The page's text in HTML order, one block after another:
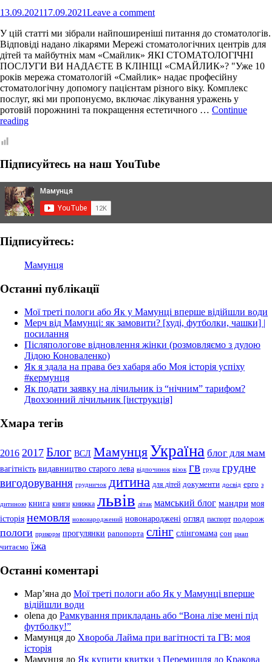
13.09.202117.09.2021Leave a comment
У цій статті ми зібрали найпоширеніші питання до стоматологів.
Відповіді надано лікарями Мережі стоматологічних центрів для
дітей та майбутніх мам «Смайлик» ЯКІ СТОМАТОЛОГІЧНІ
ПОСЛУГИ ВИ НАДАЄТЕ В КЛІНІЦІ «СМАЙЛИК»? "Уже 10
років мережа стоматологій «Смайлик» надає професійну
стоматологічну допомогу пацієнтам різного віку. Комплекс
послуг, які ми пропонуємо, включає лікування уражень у
ротовій порожнині та покращення естетичного … Continue
readingПитання
лікарі
“Смайлик”
Підписуйтесь на наш YouTube
Підписуйтесь:
Мамунця
Останні публікації
Мої треті пологи або Як у Мамунці вперше відійшли води
Мерч від Мамунці: як замовити? [худі, футболки, чашки] |
посилання
Післяпологове відновлення жінки (розмовляємо з дулою
Лідою Коноваленко)
Як я здала на права без хабаря або Моя історія успіху
#кермунця
Як подати заявку на лічильник із “нічним” тарифом?
Двохзонний лічильник [інструкція]
Хмара тегів
2016 2017 Блог ВСЛ МамунцяУкраїна блог для мам
вагітність видавництво старого лева відпочинок візок гв груди грудне
вигодовування грудничок дитина для дітей документи досвід ерго з
дитиною книга книги книжка львів літак мамський блог мандри моя
історія немовля новонароджений новонароджені огляд паспорт подорож
пологи прикорм прогулянки рапопорта слінг слінгомама сон цнап
читаємо їжа
Останні коментарі
Мар’яна до Мої треті пологи або Як у Мамунці вперше
відійшли води
olena до Рамкування прикладань або “Вона лізе мені під
футболку!”
Мамунця до Хвороба Лайма при вагітності та ГВ: моя
історія
Мамунця до Як купити квитки з Перемишля до Кракова